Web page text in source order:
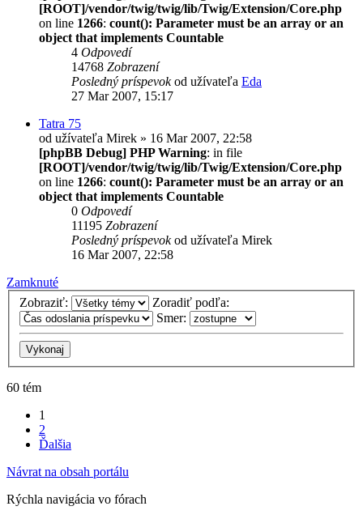
[ROOT]/vendor/twig/twig/lib/Twig/Extension/Core.php
on line 1266: count(): Parameter must be an array or an
object that implements Countable
4 Odpovedí
14768 Zobrazení
Posledný príspevokod užívateľa Eda
27 Mar 2007, 15:17
Tatra 75
od užívateľa Mirek » 16 Mar 2007, 22:58
[phpBB Debug] PHP Warning: in file
[ROOT]/vendor/twig/twig/lib/Twig/Extension/Core.php
on line 1266: count(): Parameter must be an array or an
object that implements Countable
0 Odpovedí
11195 Zobrazení
Posledný príspevokod užívateľa Mirek
16 Mar 2007, 22:58
Zamknuté
Zobraziť:
Zoradiť podľa:
Smer:
60 tém
1
2
Ďalšia
Návrat na obsah portálu
Rýchla navigácia vo fórach